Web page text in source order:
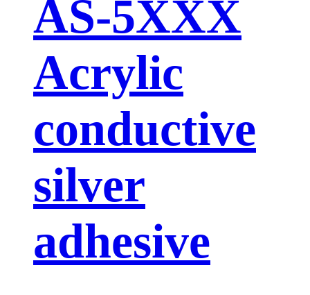
AS-5XXX
Acrylic
conductive
silver
adhesive